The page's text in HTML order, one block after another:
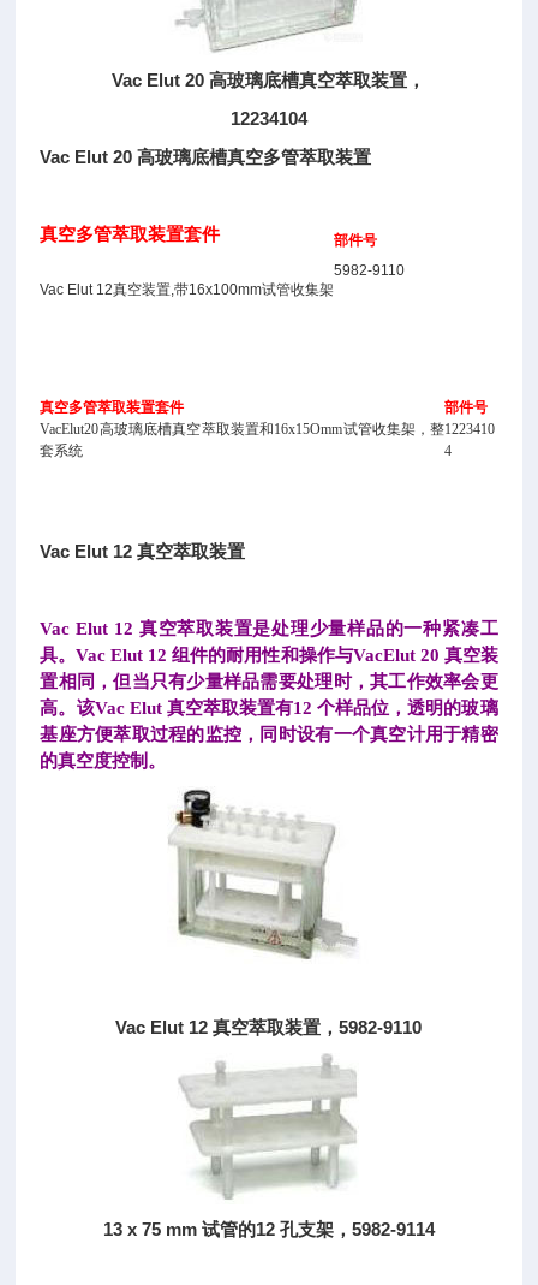
Vac Elut 20 高玻璃底槽真空萃取装置，
12234104
Vac Elut 20 高玻璃底槽真空多管萃取装置
真空多管萃取装置套件 部件号
Vac Elut 12真空装置,带16x100mm试管收集架
5982-9110
真空多管萃取装置套件
部件号
VacElut20高玻璃底槽真空萃取装置和16x15Omm试管收集架，整
套系统
1223410
4
Vac Elut 12 真空萃取装置
Vac Elut 12 真空萃取装置是处理少量样品的一种紧凑工
具。Vac Elut 12 组件的耐用性和操作与VacElut 20 真空装
置相同，但当只有少量样品需要处理时，其工作效率会更
高。该Vac Elut 真空萃取装置有12 个样品位，透明的玻璃
基座方便萃取过程的监控，同时设有一个真空计用于精密
的真空度控制。
Vac Elut 12 真空萃取装置，5982-9110
13 x 75 mm 试管的12 孔支架，5982-9114